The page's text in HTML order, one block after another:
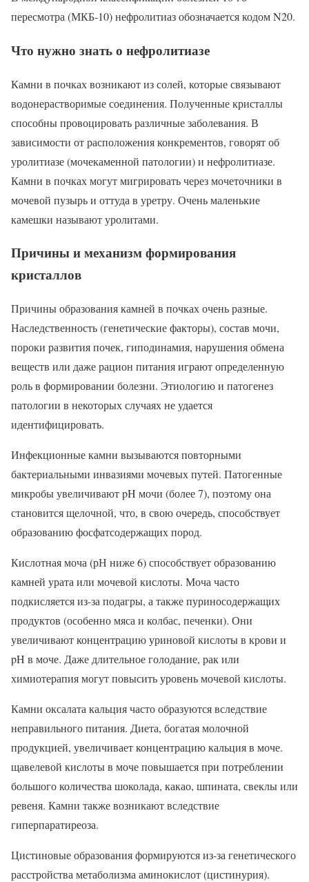
пересмотра (МКБ-10) нефролитиаз обозначается кодом N20.
Что нужно знать о нефролитиазе
Камни в почках возникают из солей, которые связывают
водонерастворимые соединения. Полученные кристаллы
способны провоцировать различные заболевания. В
зависимости от расположения конкрементов, говорят об
уролитиазе (мочекаменной патологии) и нефролитиазе.
Камни в почках могут мигрировать через мочеточники в
мочевой пузырь и оттуда в уретру. Очень маленькие
камешки называют уролитами.
Причины и механизм формирования
кристаллов
Причины образования камней в почках очень разные.
Наследственность (генетические факторы), состав мочи,
пороки развития почек, гиподинамия, нарушения обмена
веществ или даже рацион питания играют определенную
роль в формировании болезни. Этиологию и патогенез
патологии в некоторых случаях не удается
идентифицировать.
Инфекционные камни вызываются повторными
бактериальными инвазиями мочевых путей. Патогенные
микробы увеличивают pH мочи (более 7), поэтому она
становится щелочной, что, в свою очередь, способствует
образованию фосфатсодержащих пород.
Кислотная моча (рН ниже 6) способствует образованию
камней урата или мочевой кислоты. Моча часто
подкисляется из-за подагры, а также пуриносодержащих
продуктов (особенно мяса и колбас, печенки). Они
увеличивают концентрацию уриновой кислоты в крови и
pH в моче. Даже длительное голодание, рак или
химиотерапия могут повысить уровень мочевой кислоты.
Камни оксалата кальция часто образуются вследствие
неправильного питания. Диета, богатая молочной
продукцией, увеличивает концентрацию кальция в моче.
щавелевой кислоты в моче повышается при потреблении
большого количества шоколада, какао, шпината, свеклы или
ревеня. Камни также возникают вследствие
гиперпаратиреоза.
Цистиновые образования формируются из-за генетического
расстройства метаболизма аминокислот (цистинурия).